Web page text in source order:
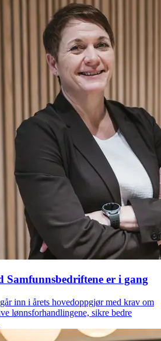
Samfunnsbedriftene er i gang
inn i årets hovedoppgjør med krav om
lønnsforhandlingene, sikre bedre